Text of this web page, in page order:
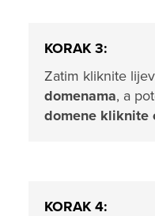
KORAK 3:
Zatim kliknite
domenama, a
domene kliknite
KORAK 4: